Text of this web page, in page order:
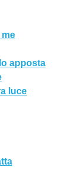
apposta
luce